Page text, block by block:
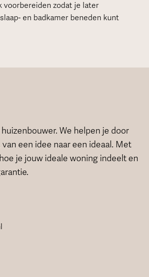
voorbereiden zodat je later
en badkamer beneden kunt
We helpen je door
een idee naar een ideaal. Met
je jouw ideale woning indeelt en